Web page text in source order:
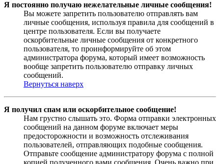
Я постоянно получаю нежелательные личные сообщения!
Вы можете запретить пользователю отправлять вам
личные сообщения, используя правила для сообщений в
центре пользователя. Если вы получаете
оскорбительные личные сообщения от конкретного
пользователя, то проинформируйте об этом
администратора форума, который имеет возможность
вообще запретить пользователю отправку личных
сообщений.
Вернуться наверх
Я получил спам или оскорбительное сообщение!
Нам грустно слышать это. Форма отправки электронных
сообщений на данном форуме включает меры
предосторожности и возможность отслеживания
пользователей, отправляющих подобные сообщения.
Отправьте сообщение администратору форума с полной